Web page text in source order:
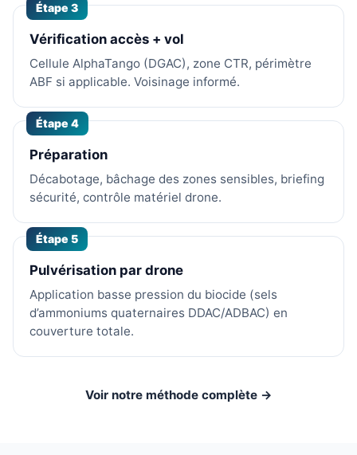
Étape 3
Vérification accès + vol
Cellule AlphaTango (DGAC), zone CTR, périmètre
ABF si applicable. Voisinage informé.
Étape 4
Préparation
Décabotage, bâchage des zones sensibles, briefing
sécurité, contrôle matériel drone.
Étape 5
Pulvérisation par drone
Application basse pression du biocide (sels
d’ammoniums quaternaires DDAC/ADBAC) en
couverture totale.
Voir notre méthode complète →